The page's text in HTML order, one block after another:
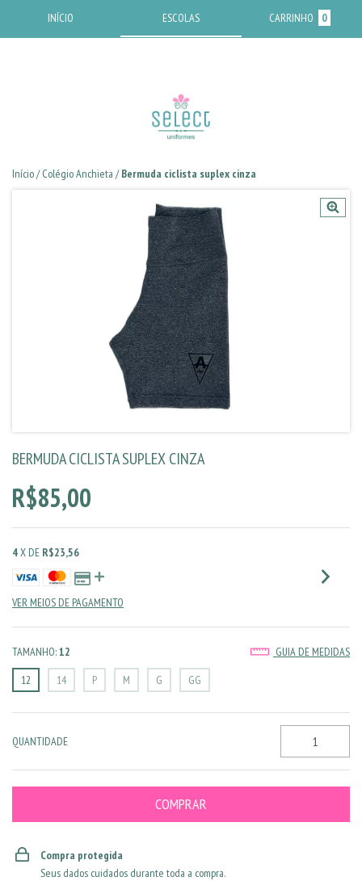
INÍCIO ESCOLAS CARRINHO 0
Início/ Colégio Anchieta / Bermuda ciclista suplex cinza
BERMUDA CICLISTA SUPLEX CINZA
R$85,00
4X DE R$23,56
VER MEIOS DE PAGAMENTO
TAMANHO:12
GUIA DE MEDIDAS
12
14 P M G GG
QUANTIDADE
Compra protegida
Seus dados cuidados durante toda a compra.